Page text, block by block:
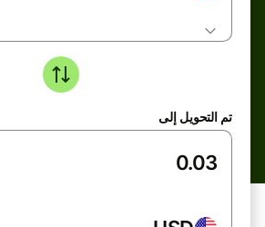
تم التحويل إلى